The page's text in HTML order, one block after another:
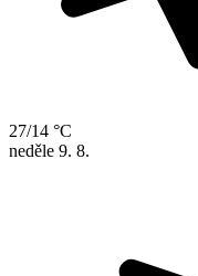
27/14 °C
neděle 9. 8.